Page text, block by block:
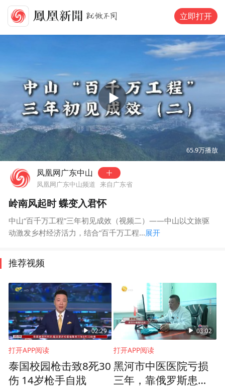
立即打开
03:44
65.9万播放
凤凰网广东中山
凤凰网广东中山频道 来自广东省
岭南风起时 蝶变入君怀
中山“百千万工程”三年初见成效（视频二）——中山以文旅驱
动激发乡村经济活力，结合“百千万工程...展开
推荐视频
02:29
打开APP阅读
泰国校园枪击致8死30
伤 14岁枪手自戕
03:02
打开APP阅读
黑河市中医医院亏损
三年，靠俄罗斯患者